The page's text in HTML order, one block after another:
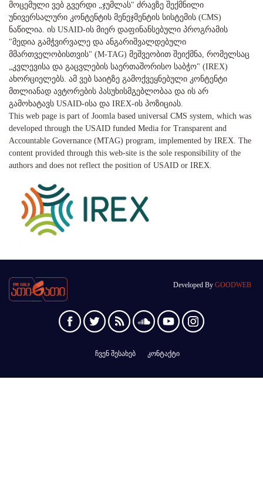
მოცემული ვებ გვერდი „ჯუმლას" ძრავზე შექმნილი
უნივერსალური კონტენტის მენეჯმენტის სისტემის (CMS)
ნაწილია. ის USAID-ის მიერ დაფინანსებული პროგრამის
"მედია გამჭვირვალე და ანგარიშვალდებული
მმართველობისთვის" (M-TAG) მეშვეობით შეიქმნა, რომელსაც
„კვლევისა და გაცვლების საერთაშორისო საბჭო" (IREX)
ახორციელებს. ამ ვებ საიტზე გამოქვეყნებული კონტენტი
მთლიანად ავტორების პასუხისმგებლობაა და ის არ
გამოხატავს USAID-ისა და IREX-ის პოზიციას.
This web page is part of Joomla based universal CMS system, which was
developed through the USAID funded Media for Transparent and
Accountable Governance (MTAG) program, implemented by IREX. The
content provided through this web-site is the sole responsibility of the
authors and does not reflect the position of USAID or IREX.
Developed By GOODWEB
ჩვენ შესახებ კონტაქტი